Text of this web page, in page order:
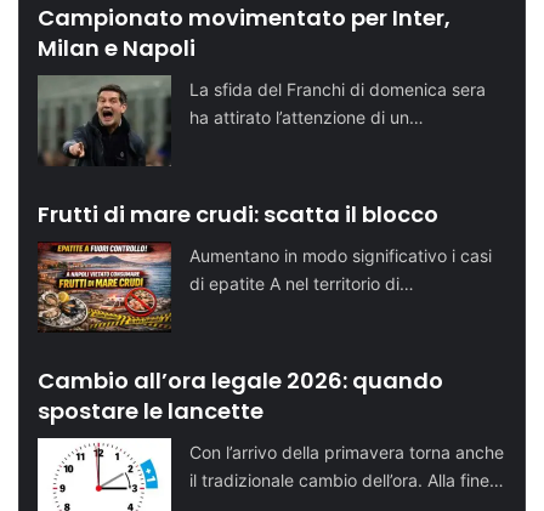
Campionato movimentato per Inter,
Milan e Napoli
La sfida del Franchi di domenica sera
ha attirato l’attenzione di un…
Frutti di mare crudi: scatta il blocco
Aumentano in modo significativo i casi
di epatite A nel territorio di…
Cambio all’ora legale 2026: quando
spostare le lancette
Con l’arrivo della primavera torna anche
il tradizionale cambio dell’ora. Alla fine…